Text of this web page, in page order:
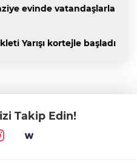
evinde vatandaşlarla
Yarışı kortejle başladı
Takip Edin!